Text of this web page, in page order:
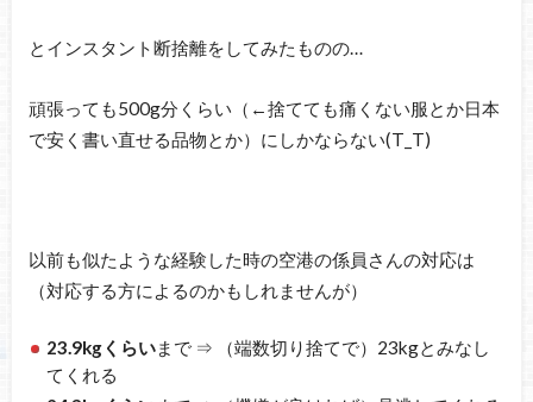
とインスタント断捨離をしてみたものの…
頑張っても500g分くらい（←捨てても痛くない服とか日本
で安く書い直せる品物とか）にしかならない(T_T)
以前も似たような経験した時の空港の係員さんの対応は
（対応する方によるのかもしれませんが）
23.9kgくらいまで ⇒ （端数切り捨てで）23kgとみなし
てくれる